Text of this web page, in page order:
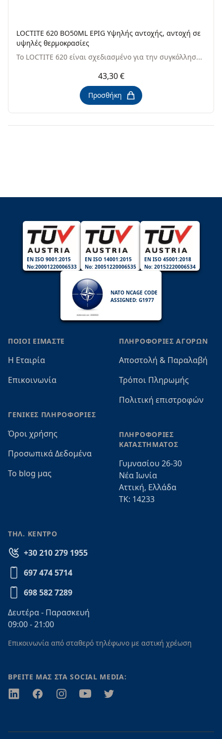
LOCTITE 620 BO50ML EPIG Υψηλής αντοχής, αντοχή σε
υψηλές θερμοκρασίες
Το LOCTITE 620 είναι σχεδιασμένο για την συγκόλλησ...
43,30 €
Προσθήκη
EN ISO 9001:2015
No:20001220006533
EN ISO 14001:2015
No: 20051220006535
EN ISO 45001:2018
No: 20152220006534
NATO NCAGE CODE
ASSIGNED: G1977
ΠΟΙΟΙ ΕΙΜΑΣΤΕ
Η Εταιρία
Επικοινωνία
ΓΕΝΙΚΕΣ ΠΛΗΡΟΦΟΡΙΕΣ
Όροι χρήσης
Προσωπικά Δεδομένα
Το blog μας
ΠΛΗΡΟΦΟΡΙΕΣ ΑΓΟΡΩΝ
Αποστολή & Παραλαβή
Τρόποι Πληρωμής
Πολιτική επιστροφών
ΠΛΗΡΟΦΟΡΙΕΣ
ΚΑΤΑΣΤΗΜΑΤΟΣ
Γυμνασίου 26-30
Νέα Ιωνία
Αττική, Ελλάδα
ΤΚ: 14233
ΤΗΛ. ΚΕΝΤΡΟ
+30 210 279 1955
697 474 5714
698 582 7289
Δευτέρα - Παρασκευή
09:00 - 21:00
Επικοινωνία από σταθερό τηλέφωνο με αστική χρέωση
ΒΡΕΙΤΕ ΜΑΣ ΣΤΑ SOCIAL MEDIA:
TwitterFacebookInstagramYoutubeTwitter